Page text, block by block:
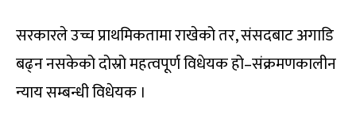
सरकारले उच्च प्राथमिकतामा राखेको तर, संसदबाट अगाडि
बढ्न नसकेको दोस्रो महत्वपूर्ण विधेयक हो–संक्रमणकालीन
न्याय सम्बन्धी विधेयक ।